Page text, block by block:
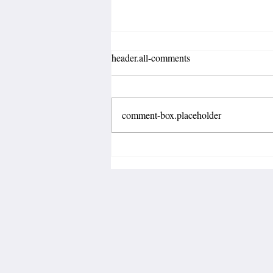
header.all-comments
comment-box.placeholder